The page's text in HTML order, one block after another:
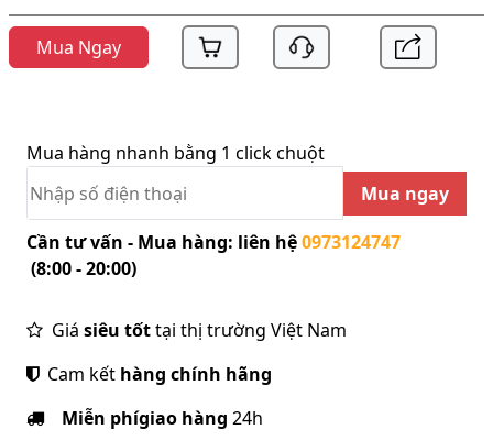
Mua Ngay
Mua hàng nhanh bằng 1 click chuột
Mua ngay
Cần tư vấn - Mua hàng: liên hệ0973124747
(8:00 - 20:00)
Giá siêu tốttại thị trường Việt Nam
Cam kết hàng chính hãng
Miễn phígiao hàng 24h